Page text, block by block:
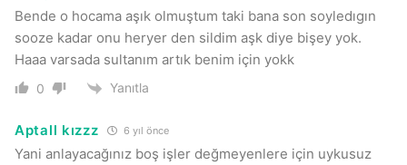
Bende o hocama aşık olmuştum taki bana son soyledıgın
sooze kadar onu heryer den sildim aşk diye bişey yok.
Haaa varsada sultanım artık benim için yokk
0 Yanıtla
Aptall kızzz 6 yıl önce
Yani anlayacağınız boş işler değmeyenlere için uykusuz